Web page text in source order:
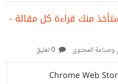
منك قراءة كل مقالة -
وصناعة المحتوى
Chrome Web